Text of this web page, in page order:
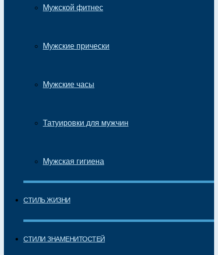
Мужской фитнес
Мужские прически
Мужские часы
Татуировки для мужчин
Мужская гигиена
СТИЛЬ ЖИЗНИ
СТИЛИ ЗНАМЕНИТОСТЕЙ